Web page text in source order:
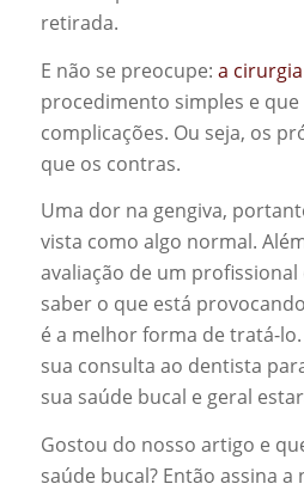
retirada.
E não se preocupe: a
procedimento simples e
complicações. Ou seja, os
que os contras.
Uma dor na gengiva,
vista como algo normal.
avaliação de um
saber o que está
é a melhor forma de tratá-
sua consulta ao dentista
sua saúde bucal e geral
Gostou do nosso artigo e
saúde bucal? Então assina